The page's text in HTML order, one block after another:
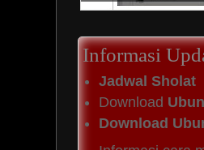
Informasi
Jadwal Sholat
Download
Download